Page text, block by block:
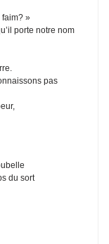
faim? »
porte notre nom
pas
du sort